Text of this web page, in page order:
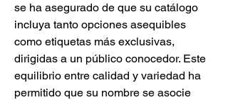
se ha asegurado de que su catálogo
incluya tanto opciones asequibles
como etiquetas más exclusivas,
dirigidas a un público conocedor. Este
equilibrio entre calidad y variedad ha
permitido que su nombre se asocie